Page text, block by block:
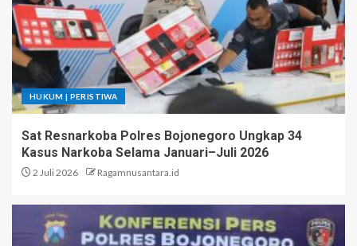
HUKUM | PERISTIWA
Sat Resnarkoba Polres Bojonegoro Ungkap 34
Kasus Narkoba Selama Januari–Juli 2026
2 Juli 2026 Ragamnusantara.id